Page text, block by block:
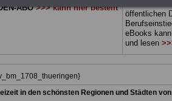
ABO>>> kann hier bestellt
öffentlichen
eBooks
und lesen
in den schönsten Regionen und Städten